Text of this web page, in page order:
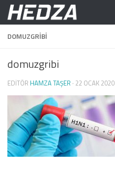
Skip to content
DOMUZGRIBI
domuzgribi
EDITÖR HAMZA TAŞER · 22 OCAK 2020